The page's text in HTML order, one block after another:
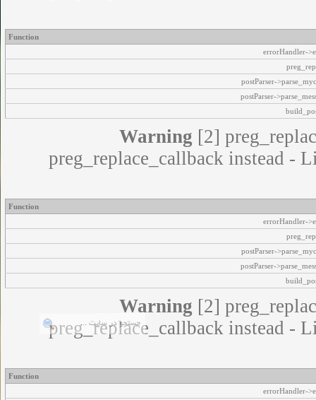
Function
errorHandler-
postParser-
postParser-
Warning [2]
preg_replace_callback instead -
Function
errorHandler-
postParser-
postParser-
Warning [2]
preg_replace_callback instead -
Function
errorHandler-